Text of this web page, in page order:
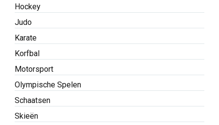
Hockey
Judo
Karate
Korfbal
Motorsport
Olympische Spelen
Schaatsen
Skieën